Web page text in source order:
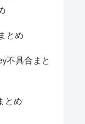
とめ
不具合まと
とめ